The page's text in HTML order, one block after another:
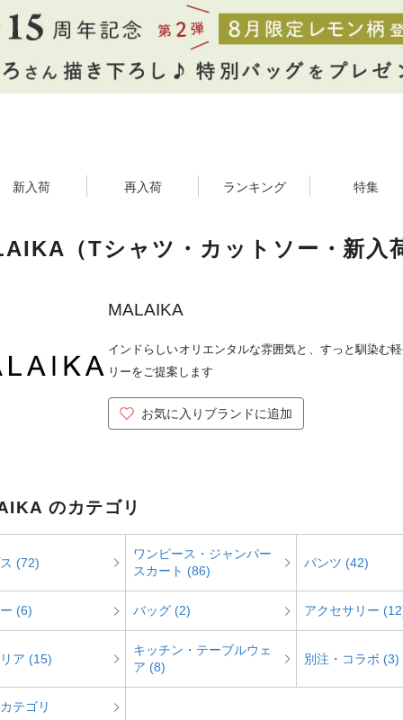
新入荷 再入荷 ランキング 特集
（Tシャツ・カットソー・新入
MALAIKA
インドらしいオリエンタルな雰囲気と、すっと馴染む
リーをご提案します
お気に入りブランドに追加
のカテゴリ
(72)
ワンピース・ジャンパー
スカート (86)
パンツ (42)
(6) バッグ (2) アクセサリー
ア (15)
キッチン・テーブルウェ
ア (8)
別注・コラボ (3)
テゴリ